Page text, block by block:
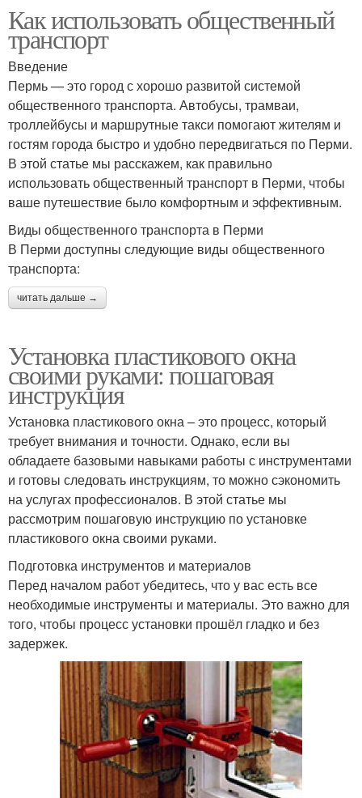
Как использовать общественный
транспорт
Введение
Пермь — это город с хорошо развитой системой
общественного транспорта. Автобусы, трамваи,
троллейбусы и маршрутные такси помогают жителям и
гостям города быстро и удобно передвигаться по Перми.
В этой статье мы расскажем, как правильно
использовать общественный транспорт в Перми, чтобы
ваше путешествие было комфортным и эффективным.
Виды общественного транспорта в Перми
В Перми доступны следующие виды общественного
транспорта:
читать дальше →
Установка пластикового окна
своими руками: пошаговая
инструкция
Установка пластикового окна – это процесс, который
требует внимания и точности. Однако, если вы
обладаете базовыми навыками работы с инструментами
и готовы следовать инструкциям, то можно сэкономить
на услугах профессионалов. В этой статье мы
рассмотрим пошаговую инструкцию по установке
пластикового окна своими руками.
Подготовка инструментов и материалов
Перед началом работ убедитесь, что у вас есть все
необходимые инструменты и материалы. Это важно для
того, чтобы процесс установки прошёл гладко и без
задержек.